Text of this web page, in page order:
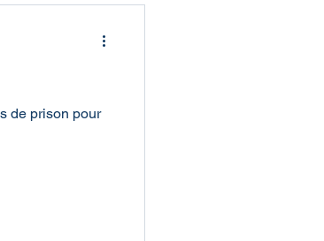
de prison pour